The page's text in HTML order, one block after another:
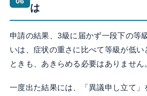
は
申請の結果、3級に届かず一段下の等
いは、症状の重さに比べて等級が低い
ときも、あきらめる必要はありません
一度出た結果には、「異議申し立て」